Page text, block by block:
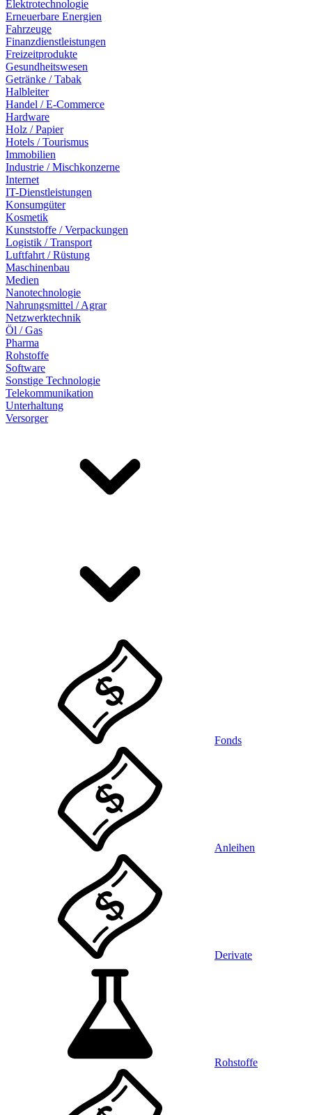
Elektrotechnologie
Erneuerbare Energien
Fahrzeuge
Finanzdienstleistungen
Freizeitprodukte
Gesundheitswesen
Getränke / Tabak
Halbleiter
Handel / E-Commerce
Hardware
Holz / Papier
Hotels / Tourismus
Immobilien
Industrie / Mischkonzerne
Internet
IT-Dienstleistungen
Konsumgüter
Kosmetik
Kunststoffe / Verpackungen
Logistik / Transport
Luftfahrt / Rüstung
Maschinenbau
Medien
Nanotechnologie
Nahrungsmittel / Agrar
Netzwerktechnik
Öl / Gas
Pharma
Rohstoffe
Software
Sonstige Technologie
Telekommunikation
Unterhaltung
Versorger
Fonds
Anleihen
Derivate
Rohstoffe